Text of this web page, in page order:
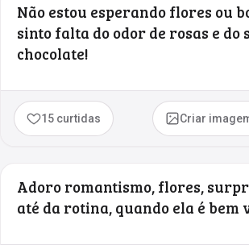
Não estou esperando flores ou
sinto falta do odor de rosas e do
chocolate!
15 curtidas Criar
Adoro romantismo, flores,
até da rotina, quando ela é bem